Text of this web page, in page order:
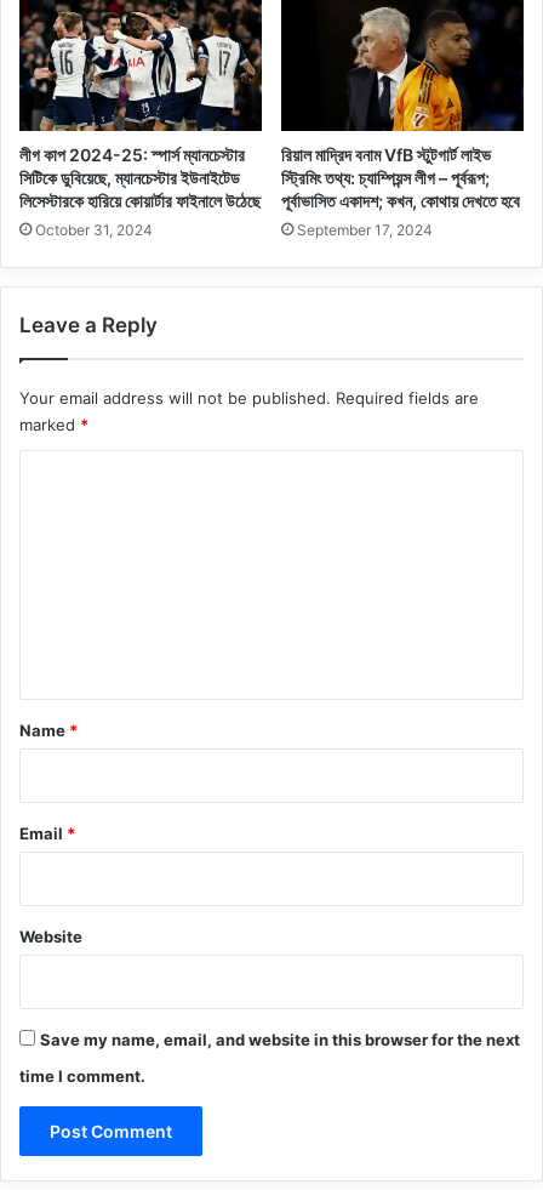
লীগ কাপ 2024-25: স্পার্স ম্যানচেস্টার
সিটিকে ডুবিয়েছে, ম্যানচেস্টার ইউনাইটেড
লিসেস্টারকে হারিয়ে কোয়ার্টার ফাইনালে উঠেছে
October 31, 2024
রিয়াল মাদ্রিদ বনাম VfB স্টুটগার্ট লাইভ
স্ট্রিমিং তথ্য: চ্যাম্পিয়ন্স লীগ – পূর্বরূপ;
পূর্বাভাসিত একাদশ; কখন, কোথায় দেখতে হবে
September 17, 2024
Leave a Reply
Your email address will not be published. Required fields are
marked *
*
Name *
Email *
Website
Save my name, email, and website in this browser for the next
time I comment.